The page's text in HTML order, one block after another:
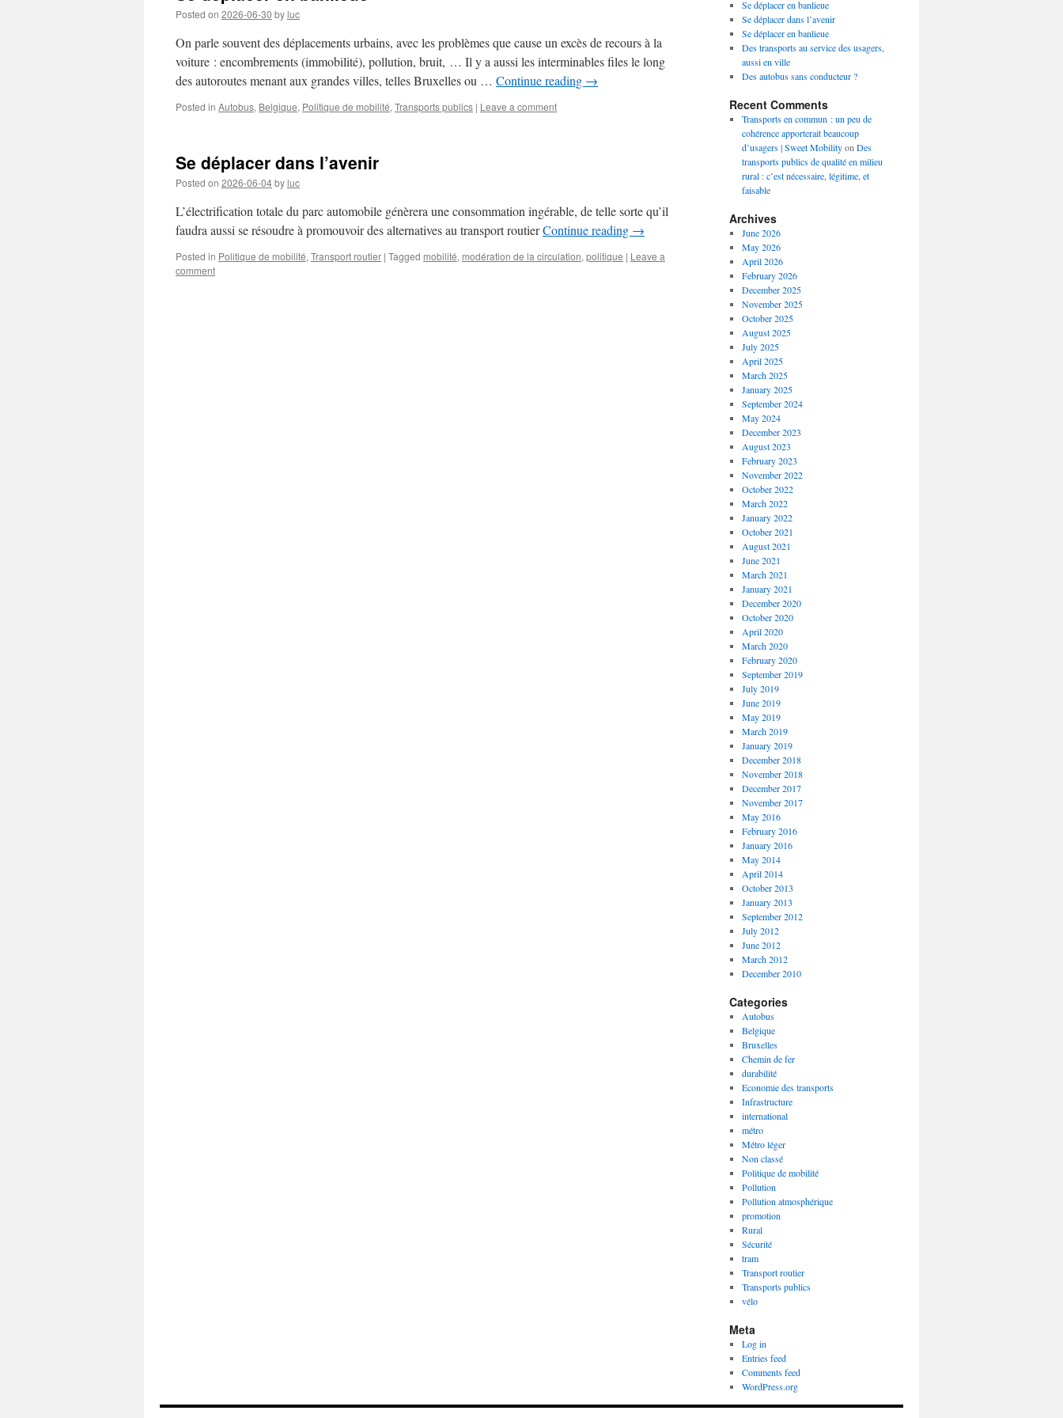
Posted on 2026-06-30 byluc
On parle souvent des déplacements urbains, avec les problèmes que cause un excès de recours à la
voiture : encombrements (immobilité), pollution, bruit, … Il y a aussi les interminables files le long
des autoroutes menant aux grandes villes, telles Bruxelles ou … Continue reading →
Posted in Autobus, Belgique, Politique de mobilité, Transports publics | Leave a comment
Se déplacer dans l’avenir
Posted on 2026-06-04byluc
L’électrification totale du parc automobile génèrera une consommation ingérable, de telle sorte qu’il
faudra aussi se résoudre à promouvoir des alternatives au transport routierContinue reading →
Posted in Politique de mobilité, Transport routier | Tagged mobilité, modération de la circulation, politique | Leave a
comment
Se déplacer en banlieue
Se déplacer dans l’avenir
Se déplacer en banlieue
Des transports au service des usagers,
aussi en ville
Des autobus sans conducteur ?
Recent Comments
Transports en commun : un peu de
cohérence apporterait beaucoup
d’usagers | Sweet Mobilityon Des
transports publics de qualité en milieu
rural : c’est nécessaire, légitime, et
faisable
Archives
June 2026
May 2026
April 2026
February 2026
December 2025
November 2025
October 2025
August 2025
July 2025
April 2025
March 2025
January 2025
September 2024
May 2024
December 2023
August 2023
February 2023
November 2022
October 2022
March 2022
January 2022
October 2021
August 2021
June 2021
March 2021
January 2021
December 2020
October 2020
April 2020
March 2020
February 2020
September 2019
July 2019
June 2019
May 2019
March 2019
January 2019
December 2018
November 2018
December 2017
November 2017
May 2016
February 2016
January 2016
May 2014
April 2014
October 2013
January 2013
September 2012
July 2012
June 2012
March 2012
December 2010
Categories
Autobus
Belgique
Bruxelles
Chemin de fer
durabilité
Economie des transports
Infrastructure
international
métro
Métro léger
Non classé
Politique de mobilité
Pollution
Pollution atmosphérique
promotion
Rural
Sécurité
tram
Transport routier
Transports publics
vélo
Meta
Log in
Entries feed
Comments feed
WordPress.org